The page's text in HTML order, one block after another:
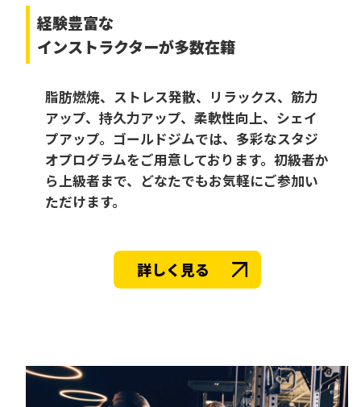
経験豊富な
インストラクターが多数在籍
脂肪燃焼、ストレス発散、リラックス、筋力
アップ、持久力アップ、柔軟性向上、シェイ
プアップ。ゴールドジムでは、多彩なスタジ
オプログラムをご用意しております。初級者か
ら上級者まで、どなたでもお気軽にご参加い
ただけます。
詳しく見る